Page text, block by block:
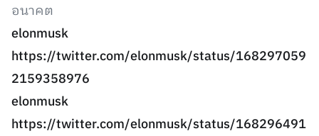
อนาคต
elonmusk
https://twitter.com/elonmusk/status/168297059
2159358976
elonmusk
https://twitter.com/elonmusk/status/168296491